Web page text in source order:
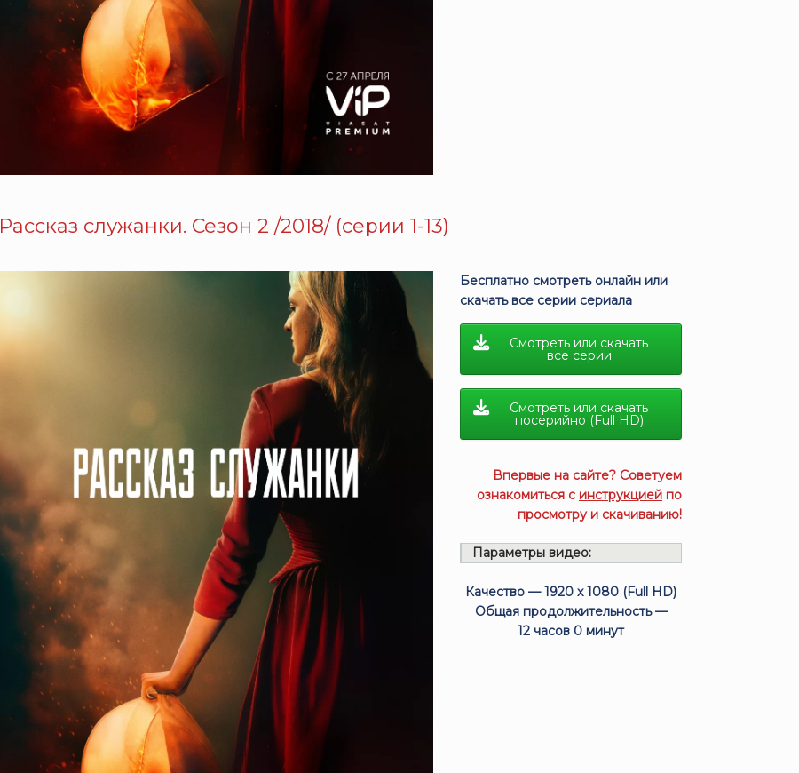
Рассказ служанки. Сезон 2 /2018/ (серии 1-13)
Бесплатно смотреть онлайн или
скачать все серии сериала
Смотреть или скачать
все серии
Смотреть или скачать
посерийно (Full HD)
Впервые на сайте? Советуем
ознакомиться с инструкцией по
просмотру и скачиванию!
Параметры видео:
Качество — 1920 x 1080 (Full HD)
Общая продолжительность —
12 часов 0 минут